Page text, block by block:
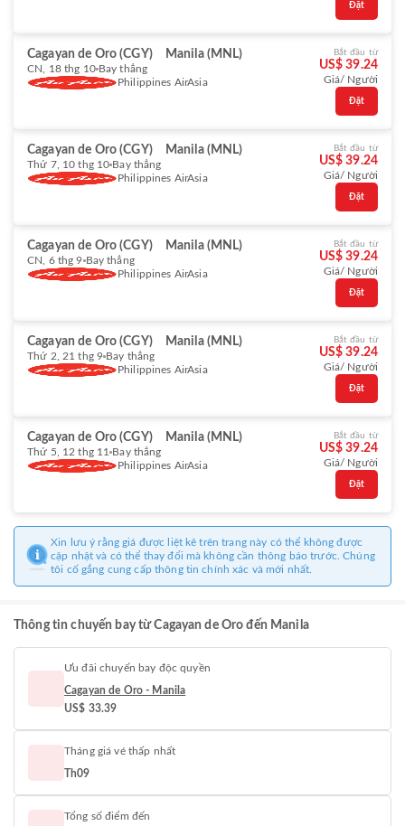
Đặt
Cagayan de Oro (CGY) Manila (MNL)
CN, 18 thg 10 Bay thẳng
Philippines AirAsia
Bắt đầu từ
US$ 39.24
Giá/ Người
Đặt
Cagayan de Oro (CGY) Manila (MNL)
Thứ 7, 10 thg 10 Bay thẳng
Philippines AirAsia
Bắt đầu từ
US$ 39.24
Giá/ Người
Đặt
Cagayan de Oro (CGY) Manila (MNL)
CN, 6 thg 9 Bay thẳng
Philippines AirAsia
Bắt đầu từ
US$ 39.24
Giá/ Người
Đặt
Cagayan de Oro (CGY) Manila (MNL)
Thứ 2, 21 thg 9 Bay thẳng
Philippines AirAsia
Bắt đầu từ
US$ 39.24
Giá/ Người
Đặt
Cagayan de Oro (CGY) Manila (MNL)
Thứ 5, 12 thg 11 Bay thẳng
Philippines AirAsia
Bắt đầu từ
US$ 39.24
Giá/ Người
Đặt
Xin lưu ý rằng giá được liệt kê trên trang này có thể không được
cập nhật và có thể thay đổi mà không cần thông báo trước. Chúng
tôi cố gắng cung cấp thông tin chính xác và mới nhất.
Thông tin chuyến bay từ Cagayan de Oro đến Manila
Ưu đãi chuyến bay độc quyền
Cagayan de Oro - Manila
US$ 33.39
Tháng giá vé thấp nhất
Th09
Tổng số điểm đến